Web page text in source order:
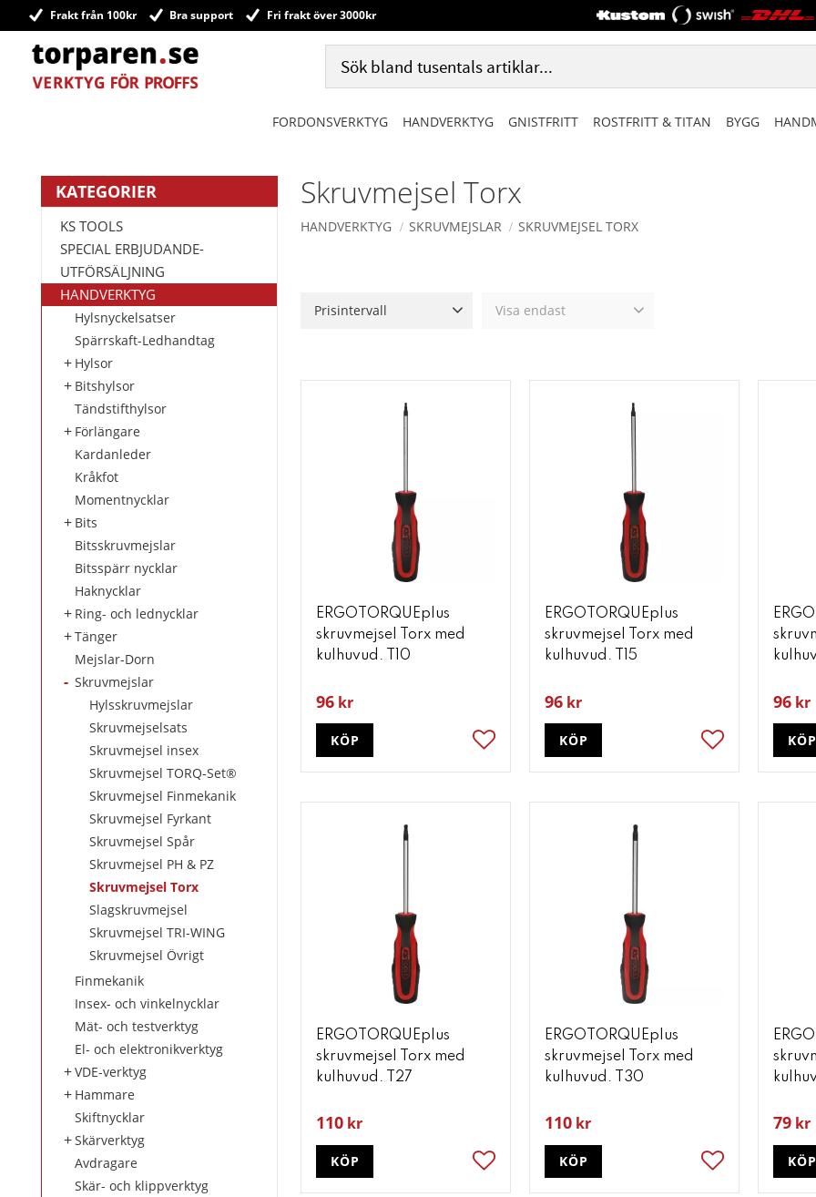
Frakt från 100kr Bra support Fri frakt över 3000kr
FORDONSVERKTYG HANDVERKTYG GNISTFRITT ROSTFRITT & TITAN BYGG
Skruvmejsel Torx
HANDVERKTYG SKRUVMEJSLAR SKRUVMEJSEL TORX
Prisintervall Visa endast
ERGOTORQUEplus
skruvmejsel Torx med
kulhuvud. T10
96 kr
Lägg till i favoriter
KÖP
ERGOTORQUEplus
skruvmejsel Torx med
kulhuvud. T15
96 kr
Lägg till i
KÖP
96 kr
KÖP
ERGOTORQUEplus
skruvmejsel Torx med
kulhuvud. T27
110 kr
Lägg till i favoriter
KÖP
ERGOTORQUEplus
skruvmejsel Torx med
kulhuvud. T30
110 kr
Lägg till i
KÖP
79 kr
KÖP
KATEGORIER
KS TOOLS
SPECIAL ERBJUDANDE-
UTFÖRSÄLJNING
HANDVERKTYG
Hylsnyckelsatser
Spärrskaft-Ledhandtag
Hylsor
Bitshylsor
Tändstifthylsor
Förlängare
Kardanleder
Kråkfot
Momentnycklar
Bits
Bitsskruvmejslar
Bitsspärr nycklar
Haknycklar
Ring- och lednycklar
Tänger
Mejslar-Dorn
Skruvmejslar
Hylsskruvmejslar
Skruvmejselsats
Skruvmejsel insex
Skruvmejsel TORQ-Set®
Skruvmejsel Finmekanik
Skruvmejsel Fyrkant
Skruvmejsel Spår
Skruvmejsel PH & PZ
Skruvmejsel Torx
Slagskruvmejsel
Skruvmejsel TRI-WING
Skruvmejsel Övrigt
Finmekanik
Insex- och vinkelnycklar
Mät- och testverktyg
El- och elektronikverktyg
VDE-verktyg
Hammare
Skiftnycklar
Skärverktyg
Avdragare
Skär- och klippverktyg